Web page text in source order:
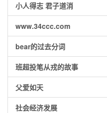
小人得志 君子道消
www.34ccc.com
bear的过去分词
班超投笔从戎的故事
父爱如天
社会经济发展